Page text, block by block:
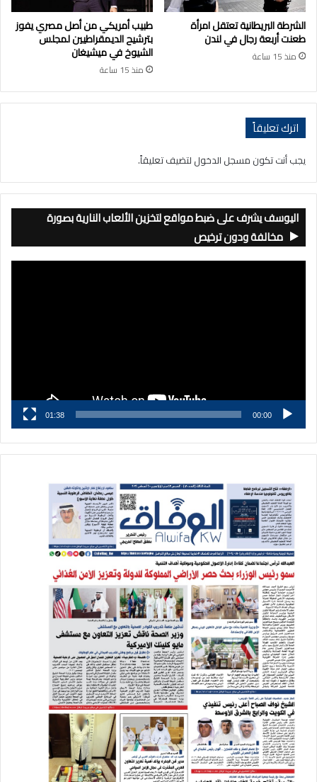
الشرطة البريطانية تعتقل امرأة
طعنت أربعة رجال في لندن
منذ 15 ساعة
طبيب أمريكي من أصل مصري يفوز
بترشيح الديمقراطيين لمجلس
الشيوخ في ميشيغان
منذ 15 ساعة
اترك تعليقاً
يجب أنت تكون مسجل الدخول لتضيف تعليقاً.
اليوسف يشرف على ضبط مواقع لتخزين الألعاب النارية بصورة
مخالفة ودون ترخيص
00:00
01:38